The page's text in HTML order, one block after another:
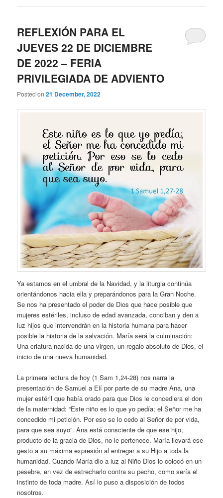
REFLEXIÓN PARA EL
JUEVES 22 DE DICIEMBRE
DE 2022 – FERIA
PRIVILEGIADA DE ADVIENTO
Posted on21 December, 2022
Ya estamos en el umbral de la Navidad, y la liturgia continúa
orientándonos hacia ella y preparándonos para la Gran Noche.
Se nos ha presentado el poder de Dios que hace posible que
mujeres estériles, incluso de edad avanzada, conciban y den a
luz hijos que intervendrán en la historia humana para hacer
posible la historia de la salvación. María será la culminación:
Una criatura nacida de una virgen, un regalo absoluto de Dios, el
inicio de una nueva humanidad.
La primera lectura de hoy (1 Sam 1,24-28) nos narra la
presentación de Samuel a Elí por parte de su madre Ana, una
mujer estéril que había orado para que Dios le concediera el don
de la maternidad: “Este niño es lo que yo pedía; el Señor me ha
concedido mi petición. Por eso se lo cedo al Señor de por vida,
para que sea suyo”. Ana está consciente de que ese hijo,
producto de la gracia de Dios, no le pertenece. María llevará ese
gesto a su máxima expresión al entregar a su Hijo a toda la
humanidad. Cuando María dio a luz al Niño Dios lo colocó en un
pesebre, en vez de estrecharlo contra su pecho, como sería el
instinto de toda madre. Así lo puso a disposición de todos
nosotros.